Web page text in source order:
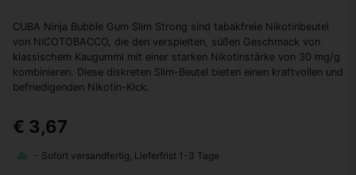
CUBA Ninja Bubble Gum Slim Strong sind tabakfreie Nikotinbeutel
von NICOTOBACCO, die den verspielten, süßen Geschmack von
klassischem Kaugummi mit einer starken Nikotinstärke von 30 mg/g
kombinieren. Diese diskreten Slim-Beutel bieten einen kraftvollen und
befriedigenden Nikotin-Kick.
€ 3,67